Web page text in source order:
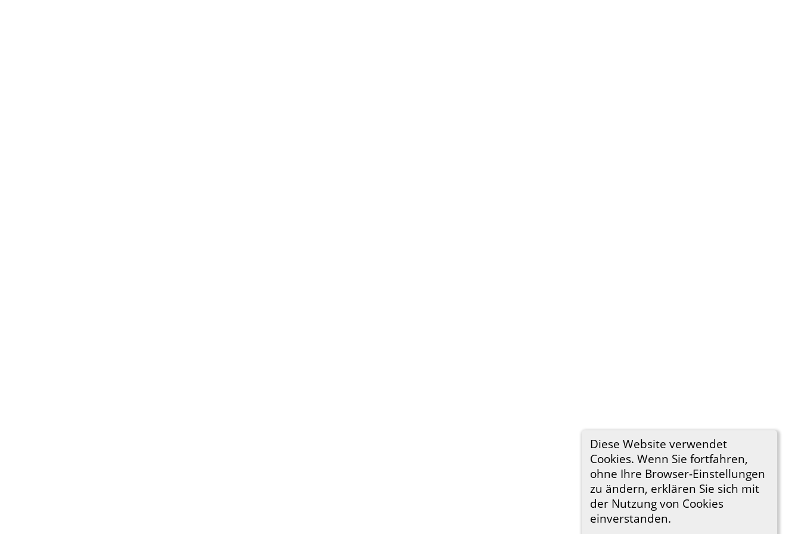
Diese Website verwendet
Cookies. Wenn Sie fortfahren,
ohne Ihre Browser-Einstellungen
zu ändern, erklären Sie sich mit
der Nutzung von Cookies
einverstanden.